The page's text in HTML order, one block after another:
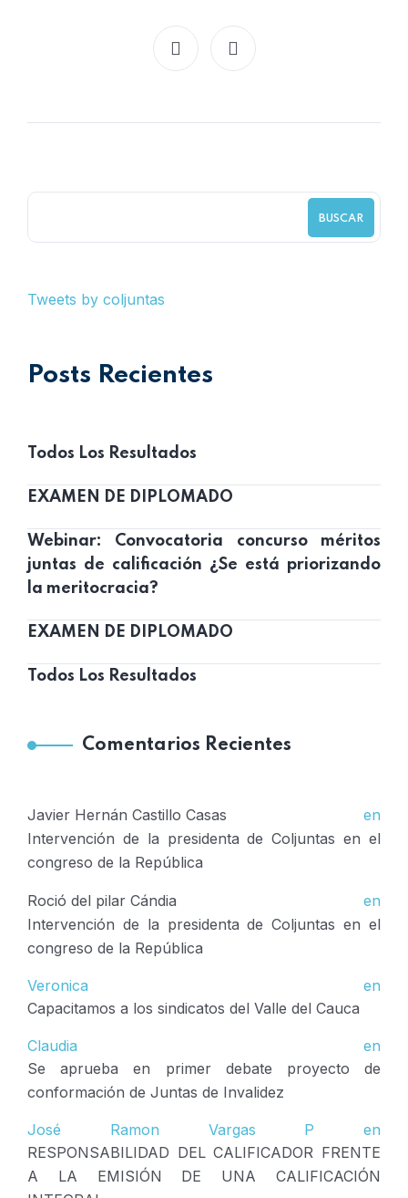
BUSCAR
Tweets by coljuntas
Posts Recientes
Todos Los Resultados
EXAMEN DE DIPLOMADO
Webinar: Convocatoria concurso méritos
juntas de calificación ¿Se está priorizando
la meritocracia?
EXAMEN DE DIPLOMADO
Todos Los Resultados
Comentarios Recientes
Javier Hernán Castillo Casas en
Intervención de la presidenta de Coljuntas en el
congreso de la República
Roció del pilar Cándia en
Intervención de la presidenta de Coljuntas en el
congreso de la República
Veronica en
Capacitamos a los sindicatos del Valle del Cauca
Claudia en
Se aprueba en primer debate proyecto de
conformación de Juntas de Invalidez
José Ramon Vargas P en
RESPONSABILIDAD DEL CALIFICADOR FRENTE
A LA EMISIÓN DE UNA CALIFICACIÓN